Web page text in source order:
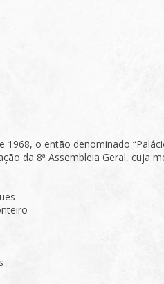
1968, o então denominado
da 8ª Assembleia Geral, cuja